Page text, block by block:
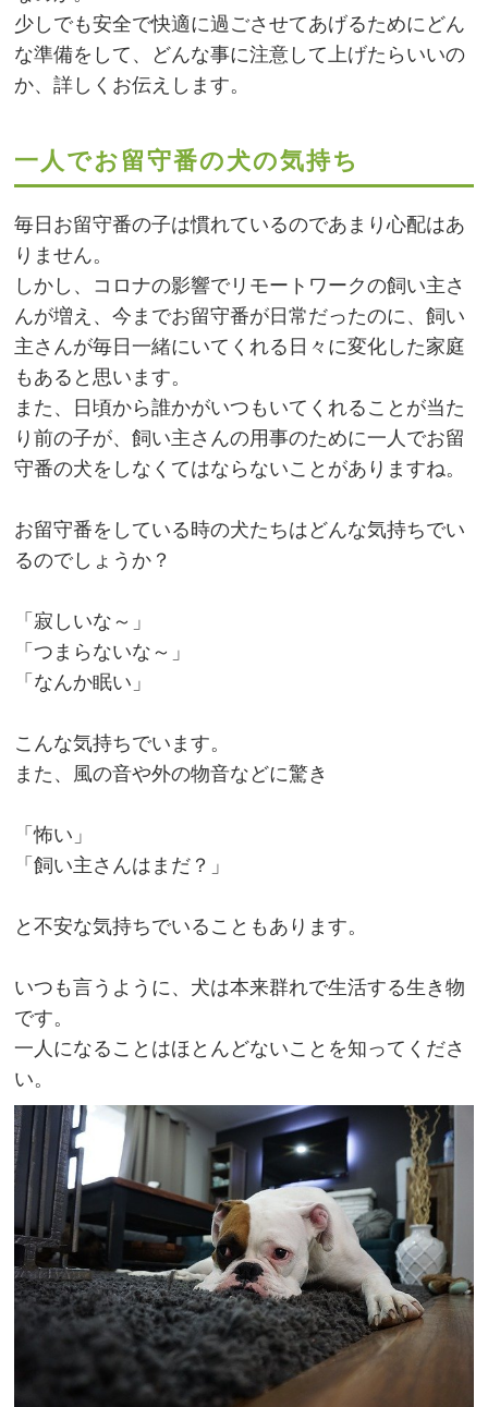
少しでも安全で快適に過ごさせてあげるためにどん
な準備をして、どんな事に注意して上げたらいいの
か、詳しくお伝えします。
一人でお留守番の犬の気持ち
毎日お留守番の子は慣れているのであまり心配はあ
りません。
しかし、コロナの影響でリモートワークの飼い主さ
んが増え、今までお留守番が日常だったのに、飼い
主さんが毎日一緒にいてくれる日々に変化した家庭
もあると思います。
また、日頃から誰かがいつもいてくれることが当た
り前の子が、飼い主さんの用事のために一人でお留
守番の犬をしなくてはならないことがありますね。
お留守番をしている時の犬たちはどんな気持ちでい
るのでしょうか？
「寂しいな～」
「つまらないな～」
「なんか眠い」
こんな気持ちでいます。
また、風の音や外の物音などに驚き
「怖い」
「飼い主さんはまだ？」
と不安な気持ちでいることもあります。
いつも言うように、犬は本来群れで生活する生き物
です。
一人になることはほとんどないことを知ってくださ
い。